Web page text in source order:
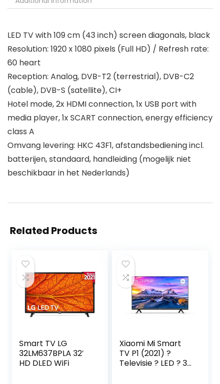
LED TV with 109 cm (43 inch) screen diagonals, black
Resolution: 1920 x 1080 pixels (Full HD) / Refresh rate:
60 heart
Reception: Analog, DVB-T2 (terrestrial), DVB-C2
(cable), DVB-S (satellite), CI+
Hotel mode, 2x HDMI connection, 1x USB port with
media player, 1x SCART connection, energy efficiency
class A
Omvang levering: HKC 43F1, afstandsbediening incl.
batterijen, standaard, handleiding (mogelijk niet
beschikbaar in het Nederlands)
Related Products
Smart TV LG
32LM637BPLA 32′
HD DLED WiFi
Xiaomi Mi Smart
TV P1 (2021) ?
Televisie ? LED ? 32